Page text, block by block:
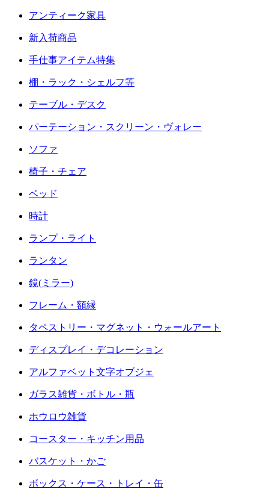
アンティーク家具
新入荷商品
手仕事アイテム特集
棚・ラック・シェルフ等
テーブル・デスク
パーテーション・スクリーン・ヴォレー
ソファ
椅子・チェア
ベッド
時計
ランプ・ライト
ランタン
鏡(ミラー)
フレーム・額縁
タペストリー・マグネット・ウォールアート
ディスプレイ・デコレーション
アルファベット文字オブジェ
ガラス雑貨・ボトル・瓶
ホウロウ雑貨
コースター・キッチン用品
バスケット・かご
ボックス・ケース・トレイ・缶